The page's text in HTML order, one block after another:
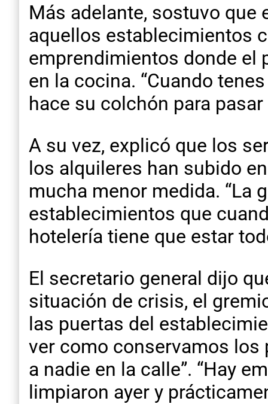
Más adelante, sostuvo que
aquellos establecimientos
emprendimientos donde el
en la cocina. “Cuando
hace su colchón para
A su vez, explicó que los
los alquileres han subido
mucha menor medida. “La
establecimientos que
hotelería tiene que estar
El secretario general dijo
situación de crisis, el
las puertas del
ver como conservamos los
a nadie en la calle”. “Hay
limpiaron ayer y